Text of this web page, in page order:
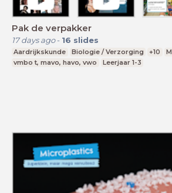
Pak de verpakker
17 days ago- 16 slides
Aardrijkskunde Biologie / Verzorging +10
vmbo t, mavo, havo, vwo
Leerjaar 1-3